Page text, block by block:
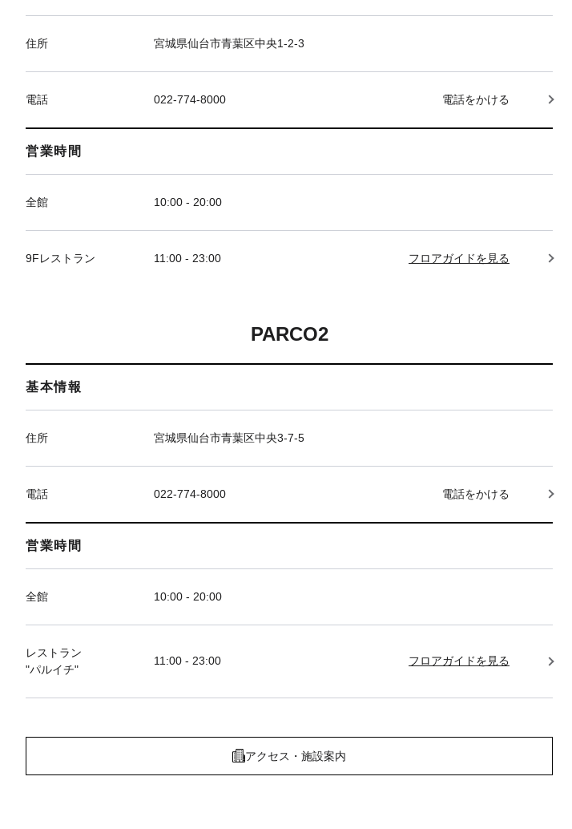
住所 宮城県仙台市青葉区中央1-2-3
電話 022-774-8000 電話をかける
営業時間
全館 10:00 - 20:00
9Fレストラン 11:00 - 23:00 フロアガイドを見る
PARCO2
基本情報
住所 宮城県仙台市青葉区中央3-7-5
電話 022-774-8000 電話をかける
営業時間
全館 10:00 - 20:00
レストラン
"パルイチ"
11:00 - 23:00 フロアガイドを見る
アクセス・施設案内